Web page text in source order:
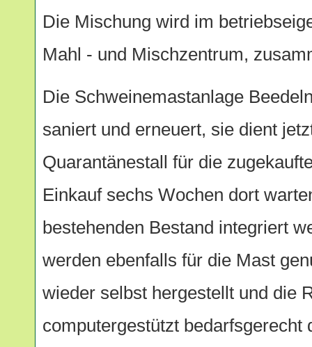
Die Mischung wird im
Mahl - und Mischzentrum,
Die Schweinemastanlage
saniert und erneuert, sie dient
Quarantänestall für die
Einkauf sechs Wochen dort
bestehenden Bestand integriert
werden ebenfalls für die Mast
wieder selbst hergestellt und die
computergestützt bedarfsgerecht